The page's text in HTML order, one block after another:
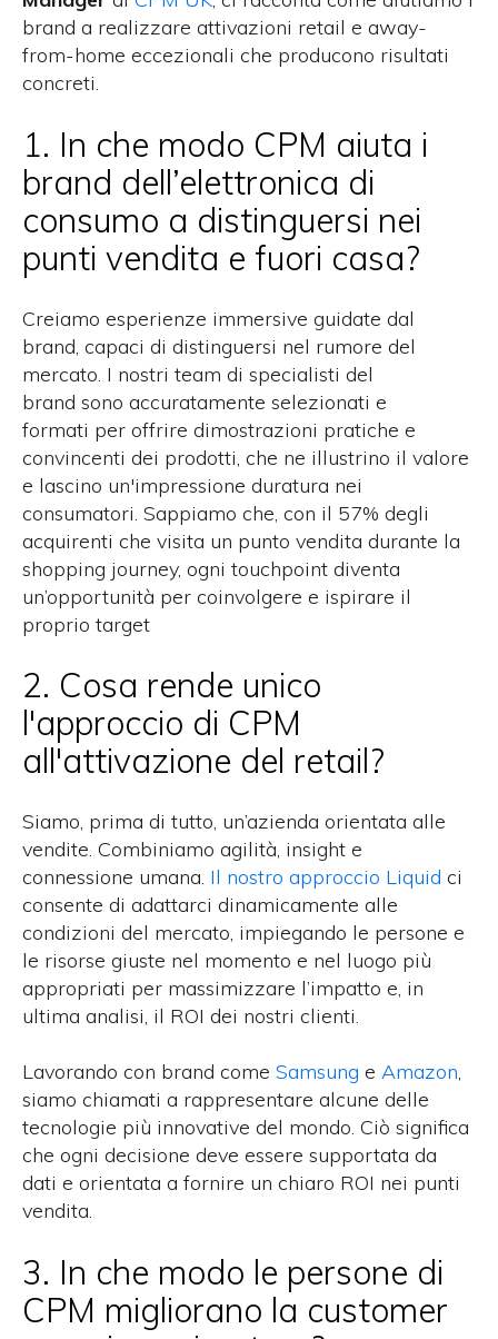
brand a realizzare attivazioni retail e away-
from-home eccezionali che producono risultati
concreti.
1. In che modo CPM aiuta i
brand dell’elettronica di
consumo a distinguersi nei
punti vendita e fuori casa?
Creiamo esperienze immersive guidate dal
brand, capaci di distinguersi nel rumore del
mercato. I nostri team di specialisti del
brand sono accuratamente selezionati e
formati per offrire dimostrazioni pratiche e
convincenti dei prodotti, che ne illustrino il valore
e lascino un'impressione duratura nei
consumatori. Sappiamo che, con il 57% degli
acquirenti che visita un punto vendita durante la
shopping journey, ogni touchpoint diventa
un’opportunità per coinvolgere e ispirare il
proprio target
2. Cosa rende unico
l'approccio di CPM
all'attivazione del retail?
Siamo, prima di tutto, un’azienda orientata alle
vendite. Combiniamo agilità, insight e
connessione umana. Il nostro approccio Liquid ci
consente di adattarci dinamicamente alle
condizioni del mercato, impiegando le persone e
le risorse giuste nel momento e nel luogo più
appropriati per massimizzare l’impatto e, in
ultima analisi, il ROI dei nostri clienti.
Lavorando con brand come Samsung e Amazon,
siamo chiamati a rappresentare alcune delle
tecnologie più innovative del mondo. Ciò significa
che ogni decisione deve essere supportata da
dati e orientata a fornire un chiaro ROI nei punti
vendita.
3. In che modo le persone di
CPM migliorano la customer